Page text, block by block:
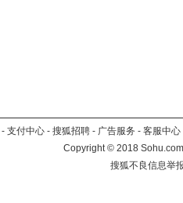
- 支付中心 - 搜狐招聘 - 广告服务 - 客服中心
Copyright©2018
搜狐不良信息举